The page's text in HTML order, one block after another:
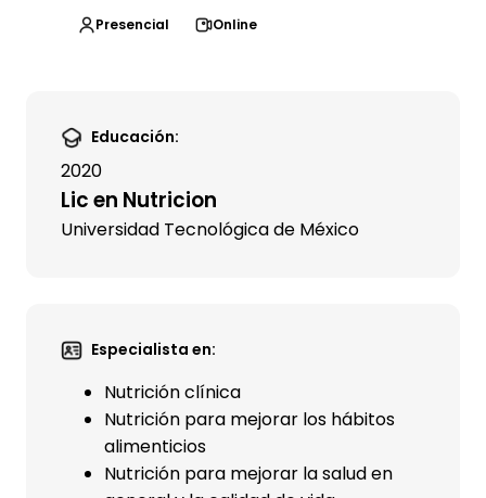
Presencial
Online
Educación:
2020
Lic en Nutricion
Universidad Tecnológica de México
Especialista en:
Nutrición clínica
Nutrición para mejorar los hábitos
alimenticios
Nutrición para mejorar la salud en